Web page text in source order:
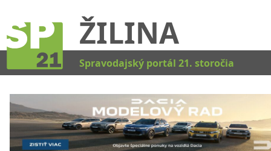
ŽILINA
Spravodajský portál 21. storočia